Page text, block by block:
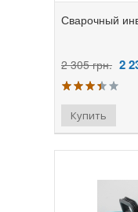
Сварочный
2 305 грн. 2